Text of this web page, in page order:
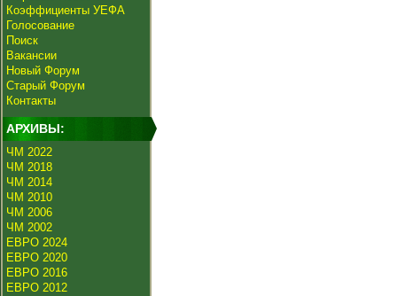
Коэффициенты УЕФА
Голосование
Поиск
Вакансии
Новый Форум
Старый Форум
Контакты
АРХИВЫ:
ЧМ 2022
ЧМ 2018
ЧМ 2014
ЧМ 2010
ЧМ 2006
ЧМ 2002
ЕВРО 2024
ЕВРО 2020
ЕВРО 2016
ЕВРО 2012